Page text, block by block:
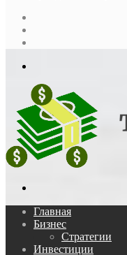
Главная
Бизнес
Стратегии
Инвестиции